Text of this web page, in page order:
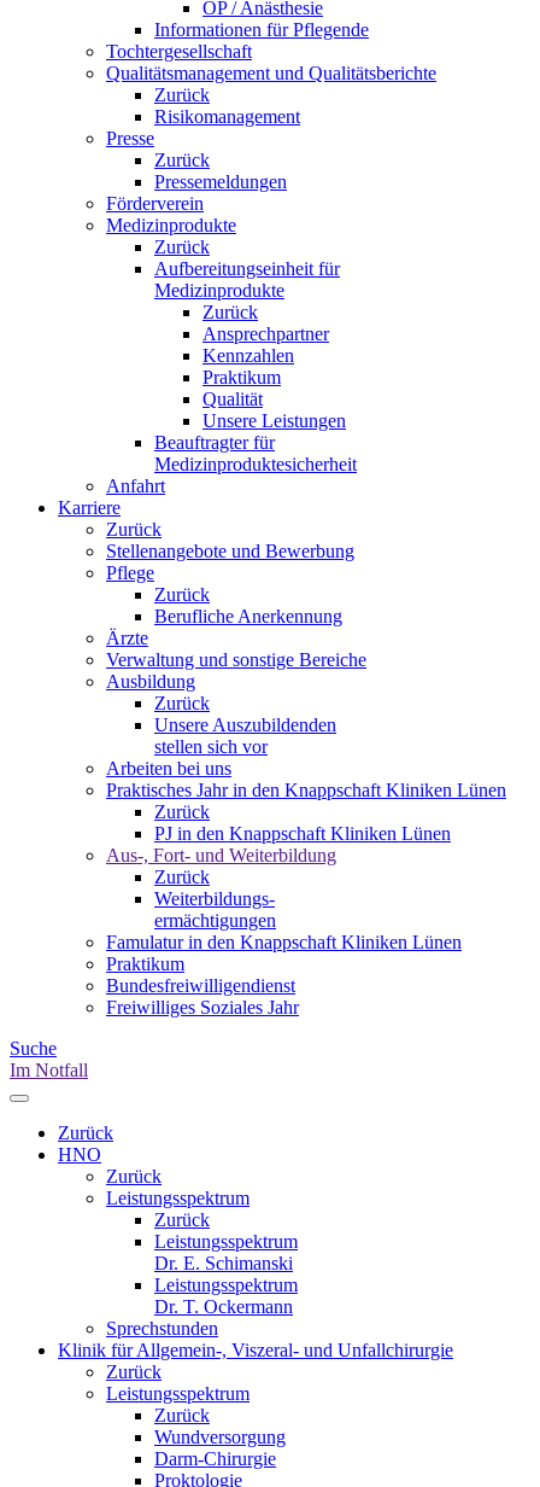
OP / Anästhesie
Informationen für Pflegende
Tochtergesellschaft
Qualitätsmanagement und Qualitätsberichte
Zurück
Risikomanagement
Presse
Zurück
Pressemeldungen
Förderverein
Medizinprodukte
Zurück
Aufbereitungseinheit für
Medizinprodukte
Zurück
Ansprechpartner
Kennzahlen
Praktikum
Qualität
Unsere Leistungen
Beauftragter für
Medizinproduktesicherheit
Anfahrt
Karriere
Zurück
Stellenangebote und Bewerbung
Pflege
Zurück
Berufliche Anerkennung
Ärzte
Verwaltung und sonstige Bereiche
Ausbildung
Zurück
Unsere Auszubildenden
stellen sich vor
Arbeiten bei uns
Praktisches Jahr in den Knappschaft Kliniken Lünen
Zurück
PJ in den Knappschaft Kliniken Lünen
Aus-, Fort- und Weiterbildung
Zurück
Weiterbildungs-
ermächtigungen
Famulatur in den Knappschaft Kliniken Lünen
Praktikum
Bundesfreiwilligendienst
Freiwilliges Soziales Jahr
Suche
Im Notfall
Zurück
HNO
Zurück
Leistungsspektrum
Zurück
Leistungsspektrum
Dr. E. Schimanski
Leistungsspektrum
Dr. T. Ockermann
Sprechstunden
Klinik für Allgemein-, Viszeral- und Unfallchirurgie
Zurück
Leistungsspektrum
Zurück
Wundversorgung
Darm-Chirurgie
Proktologie